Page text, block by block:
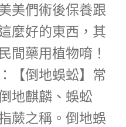
美們術後保養跟
麼好的東西，其
間藥用植物唷！
【倒地蜈蚣】常
地麒麟、蜈蚣
蕨之稱。倒地蜈